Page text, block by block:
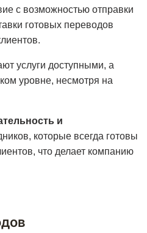
с возможностью отправки
готовых переводов
услуги доступными, а
уровне, несмотря на
и
которые всегда готовы
что делает компанию